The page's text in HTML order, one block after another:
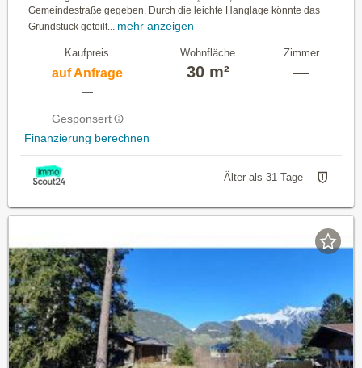
Gemeindestraße gegeben. Durch die leichte Hanglage könnte das
Grundstück geteilt...
mehr anzeigen
Kaufpreis
auf Anfrage
—
Gesponsert
Finanzierung berechnen
Wohnfläche
30 m²
Zimmer
—
Älter als 31 Tage